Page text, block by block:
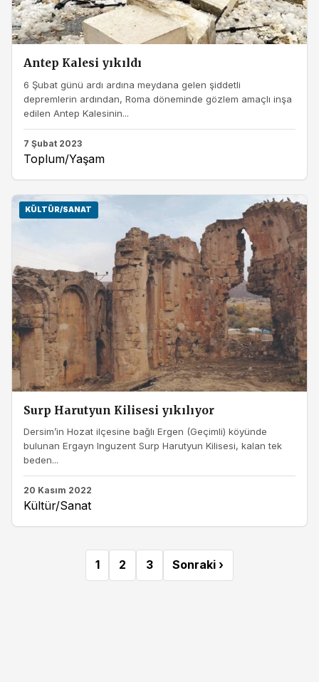
Antep Kalesi yıkıldı
6 Şubat günü ardı ardına meydana gelen şiddetli
depremlerin ardından, Roma döneminde gözlem amaçlı inşa
edilen Antep Kalesinin...
7 Şubat 2023
Toplum/Yaşam
KÜLTÜR/SANAT
Surp Harutyun Kilisesi yıkılıyor
Dersim’in Hozat ilçesine bağlı Ergen (Geçimli) köyünde
bulunan Ergayn Inguzent Surp Harutyun Kilisesi, kalan tek
beden...
20 Kasım 2022
Kültür/Sanat
1 2 3 Sonraki ›